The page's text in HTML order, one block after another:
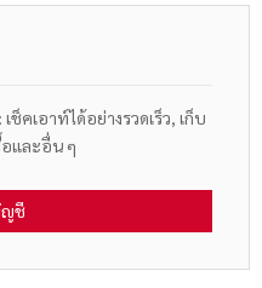
คเอาท์ได้อย่างรวดเร็ว, เก็บ
และอื่น ๆ
ญชี